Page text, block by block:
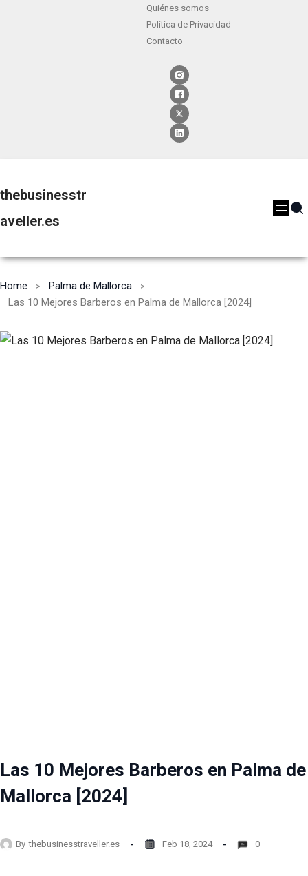
Quiénes somos
Política de Privacidad
Contacto
thebusinesstr
aveller.es
Home
Palma de Mallorca
Las 10 Mejores Barberos en Palma de Mallorca [2024]
Las 10 Mejores Barberos en Palma de
Mallorca [2024]
By thebusinesstraveller.es Feb 18, 2024 0